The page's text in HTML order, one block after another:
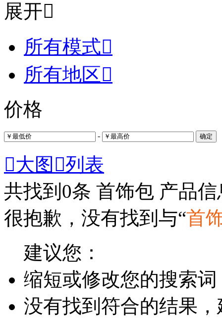
展开
所有模式
所有地区
价格
- 确定
大图 列表
共找到 0条 首饰包 产品信
很抱歉，没有找到与“首
建议您：
缩短或修改您的搜索
没有找到符合的结果